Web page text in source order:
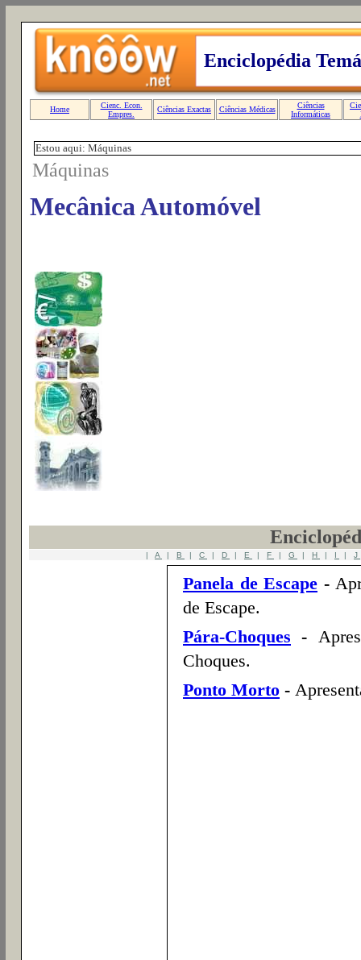
Estou aqui: Máquinas
Máquinas
Mecânica Automóvel
| A | B | C | D | E | F | G | H | I | J
Panela de Escape -
de Escape.
Pára-Choques -
Choques.
Ponto Morto -